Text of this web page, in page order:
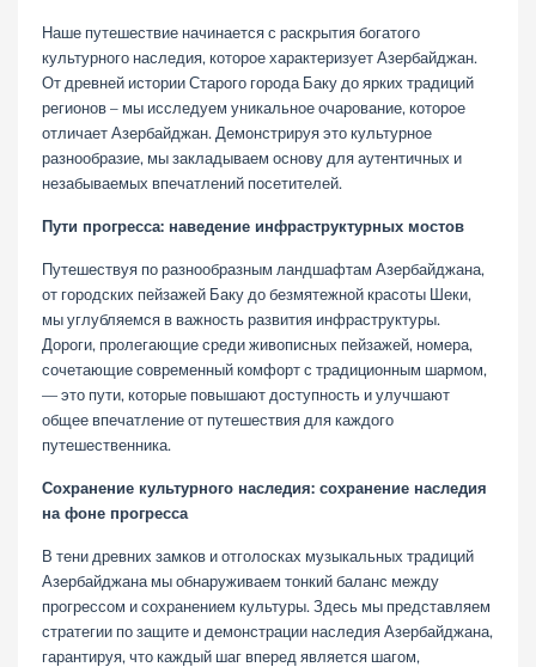
Наше путешествие начинается с раскрытия богатого
культурного наследия, которое характеризует Азербайджан.
От древней истории Старого города Баку до ярких традиций
регионов – мы исследуем уникальное очарование, которое
отличает Азербайджан. Демонстрируя это культурное
разнообразие, мы закладываем основу для аутентичных и
незабываемых впечатлений посетителей.
Пути прогресса: наведение инфраструктурных мостов
Путешествуя по разнообразным ландшафтам Азербайджана,
от городских пейзажей Баку до безмятежной красоты Шеки,
мы углубляемся в важность развития инфраструктуры.
Дороги, пролегающие среди живописных пейзажей, номера,
сочетающие современный комфорт с традиционным шармом,
— это пути, которые повышают доступность и улучшают
общее впечатление от путешествия для каждого
путешественника.
Сохранение культурного наследия: сохранение наследия
на фоне прогресса
В тени древних замков и отголосках музыкальных традиций
Азербайджана мы обнаруживаем тонкий баланс между
прогрессом и сохранением культуры. Здесь мы представляем
стратегии по защите и демонстрации наследия Азербайджана,
гарантируя, что каждый шаг вперед является шагом,